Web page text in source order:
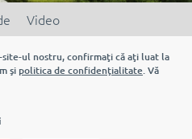
Video
ul nostru, confirmaţi că aţi luat la
şi politica de confidenţialitate. Vă